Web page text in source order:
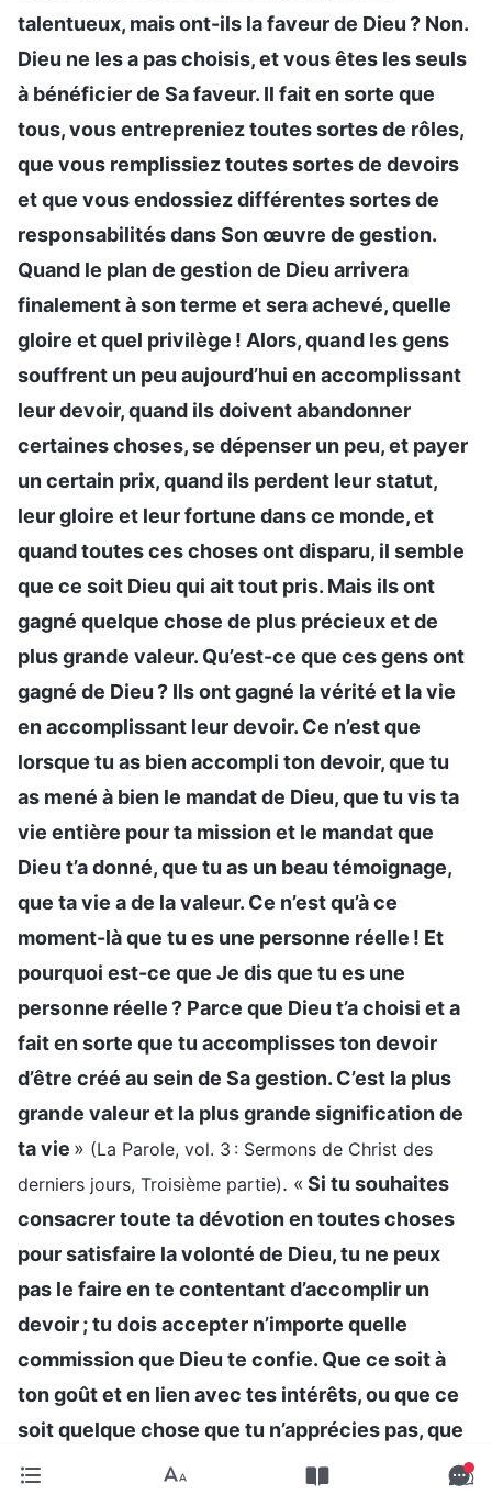
talentueux, mais ont-ils la faveur de Dieu ? Non.
Dieu ne les a pas choisis, et vous êtes les seuls
à bénéficier de Sa faveur. Il fait en sorte que
tous, vous entrepreniez toutes sortes de rôles,
que vous remplissiez toutes sortes de devoirs
et que vous endossiez différentes sortes de
responsabilités dans Son œuvre de gestion.
Quand le plan de gestion de Dieu arrivera
finalement à son terme et sera achevé, quelle
gloire et quel privilège ! Alors, quand les gens
souffrent un peu aujourd’hui en accomplissant
leur devoir, quand ils doivent abandonner
certaines choses, se dépenser un peu, et payer
un certain prix, quand ils perdent leur statut,
leur gloire et leur fortune dans ce monde, et
quand toutes ces choses ont disparu, il semble
que ce soit Dieu qui ait tout pris. Mais ils ont
gagné quelque chose de plus précieux et de
plus grande valeur. Qu’est-ce que ces gens ont
gagné de Dieu ? Ils ont gagné la vérité et la vie
en accomplissant leur devoir. Ce n’est que
lorsque tu as bien accompli ton devoir, que tu
as mené à bien le mandat de Dieu, que tu vis ta
vie entière pour ta mission et le mandat que
Dieu t’a donné, que tu as un beau témoignage,
que ta vie a de la valeur. Ce n’est qu’à ce
moment-là que tu es une personne réelle ! Et
pourquoi est-ce que Je dis que tu es une
personne réelle ? Parce que Dieu t’a choisi et a
fait en sorte que tu accomplisses ton devoir
d’être créé au sein de Sa gestion. C’est la plus
grande valeur et la plus grande signification de
ta vie » (La Parole, vol. 3 : Sermons de Christ des
derniers jours, Troisième partie). «Si tu souhaites
consacrer toute ta dévotion en toutes choses
pour satisfaire la volonté de Dieu, tu ne peux
pas le faire en te contentant d’accomplir un
devoir ; tu dois accepter n’importe quelle
commission que Dieu te confie. Que ce soit à
ton goût et en lien avec tes intérêts, ou que ce
soit quelque chose que tu n’apprécies pas, que
tu n’as jamais fait auparavant ou qui est difficile,